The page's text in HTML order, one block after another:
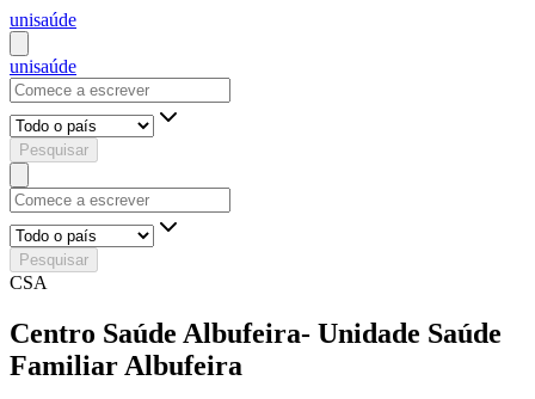
unisaúde
unisaúde
Pesquisar
Pesquisar
CSA
Centro Saúde Albufeira- Unidade Saúde
Familiar Albufeira